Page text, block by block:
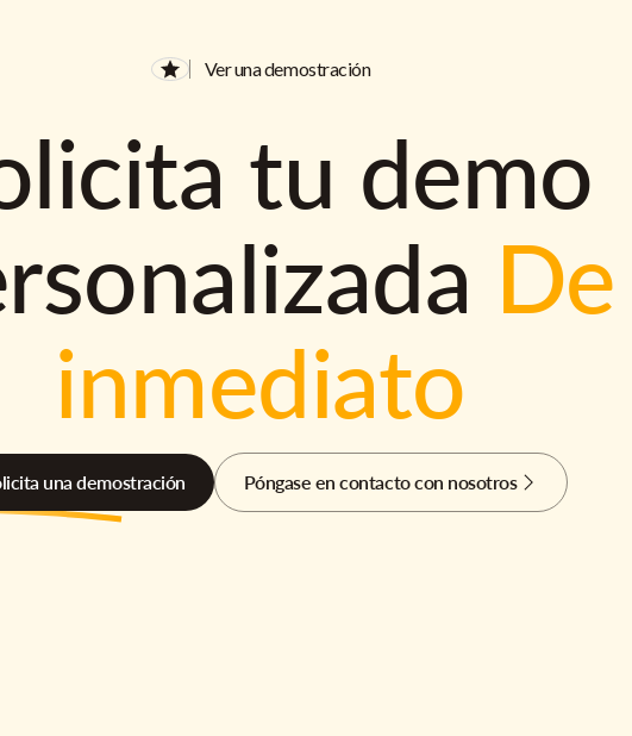
Ver una demostración
tu demo
De
inmediato
una demostración Póngase en contacto con nosotros